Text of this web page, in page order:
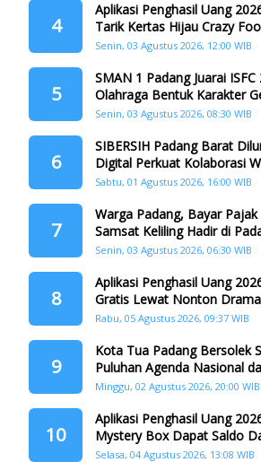
4
Aplikasi Penghasil Uang
Tarik Kertas Hijau Crazy
Penggandaan
Senin, 03 Agustus 2026, 12:00 WIB
5
SMAN 1 Padang Juarai
Olahraga Bentuk Karakter
Senin, 03 Agustus 2026, 08:30 WIB
6
SIBERSIH Padang Barat
Digital Perkuat Kolaborasi
Pemerintah Atasi
Sabtu, 01 Agustus 2026, 16:00 WIB
7
Warga Padang, Bayar
Samsat Keliling Hadir di
Tangah
Senin, 03 Agustus 2026, 06:30 WIB
8
Aplikasi Penghasil Uang
Gratis Lewat Nonton
Rabu, 05 Agustus 2026, 09:37 WIB
9
Kota Tua Padang Bersolek
Puluhan Agenda Nasional
Siap Digelar
Minggu, 02 Agustus 2026, 20:00 WIB
10
Aplikasi Penghasil Uang
Mystery Box Dapat Saldo
Selasa, 04 Agustus 2026, 13:08 WIB